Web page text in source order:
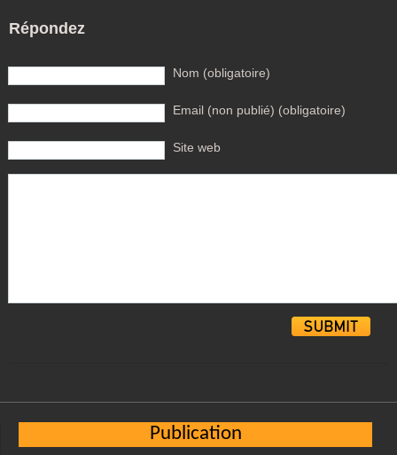
Répondez
Nom (obligatoire)
Email (non publié) (obligatoire)
Site web
Publication